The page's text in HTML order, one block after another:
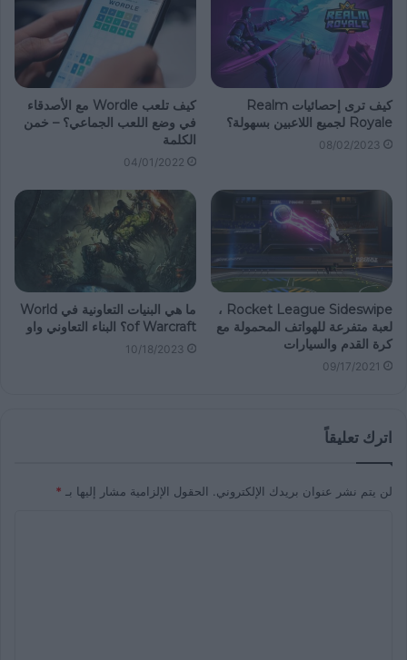
كيف ترى إحصائيات Realm
Royale لجميع اللاعبين بسهولة؟
08/02/2023
كيف تلعب Wordle مع الأصدقاء
في وضع اللعب الجماعي؟ – خمن
الكلمة
04/01/2022
Rocket League Sideswipe ،
لعبة متفرعة للهواتف المحمولة مع
كرة القدم والسيارات
09/17/2021
ما هي البنيات التعاونية في World
of Warcraft؟ البناء التعاوني واو
10/18/2023
اترك تعليقاً
لن يتم نشر عنوان بريدك الإلكتروني. الحقول الإلزامية مشار إليها بـ *